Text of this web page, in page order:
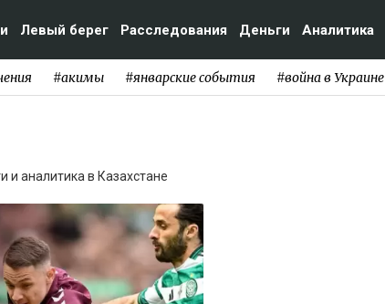
Левый берег Расследования Деньги Аналитика
#акимы #январские события #война в Украине
и аналитика в Казахстане